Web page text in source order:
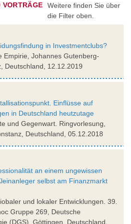
VORTRÄGE
Weitere finden Sie über
die Filter oben.
in Investmentclubs?
Empirie, Johannes Gutenberg-
Deutschland, 12.12.2019
Einflüsse auf
in Deutschland heutzutage
und Gegenwart. Ringvorlesung,
Deutschland, 05.12.2018
an einem ungewissen
selbst am Finanzmarkt
und lokaler Entwicklungen. 39.
Gruppe 269, Deutsche
(DGS), Göttingen, Deutschland,